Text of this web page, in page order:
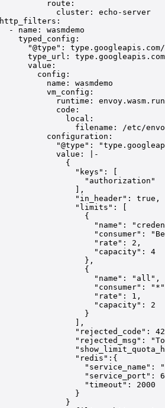
route :
cluster : echo-server
http_filters :
- name : wasmdemo
typed_config :
"@type" :
type_url :
value :
config :
name : wasmdemo
vm_config :
runtime :
code :
local :
filename : /etc/
configuration :
"@type" :
value :
|-
{
"keys": [
"authorization"
],
"in_header": true,
"limits": [
{
"name":
"consumer":
"rate": 2,
"capacity": 4
},
{
"name": "all",
"consumer":
"rate": 1,
"capacity": 2
}
],
"rejected_code":
"rejected_msg":
"redis":{
"service_port":
"timeout": 2000
}
}